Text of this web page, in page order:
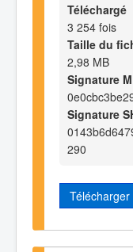
Téléchargé
3 254 fois
Taille du
2,98 MB
Signature
Signature
290
Télécharger